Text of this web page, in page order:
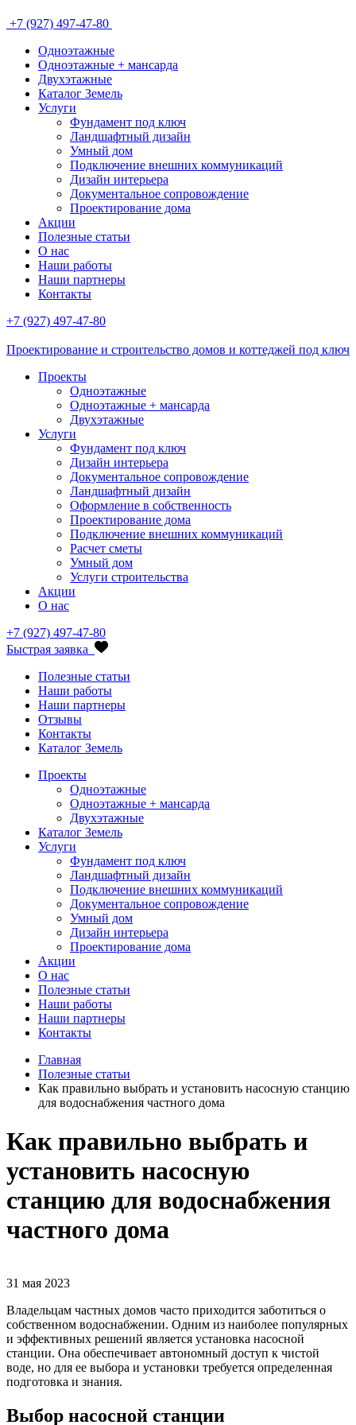
+7 (927) 497-47-80
Одноэтажные
Одноэтажные + мансарда
Двухэтажные
Каталог Земель
Услуги
Фундамент под ключ
Ландшафтный дизайн
Умный дом
Подключение внешних коммуникаций
Дизайн интерьера
Документальное сопровождение
Проектирование дома
Акции
Полезные статьи
О нас
Наши работы
Наши партнеры
Контакты
+7 (927) 497-47-80
Проектирование и строительство домов и коттеджей под ключ
Проекты
Одноэтажные
Одноэтажные + мансарда
Двухэтажные
Услуги
Фундамент под ключ
Дизайн интерьера
Документальное сопровождение
Ландшафтный дизайн
Оформление в собственность
Проектирование дома
Подключение внешних коммуникаций
Расчет сметы
Умный дом
Услуги строительства
Акции
О нас
+7 (927) 497-47-80
Быстрая заявка
Полезные статьи
Наши работы
Наши партнеры
Отзывы
Контакты
Каталог Земель
Проекты
Одноэтажные
Одноэтажные + мансарда
Двухэтажные
Каталог Земель
Услуги
Фундамент под ключ
Ландшафтный дизайн
Подключение внешних коммуникаций
Документальное сопровождение
Умный дом
Дизайн интерьера
Проектирование дома
Акции
О нас
Полезные статьи
Наши работы
Наши партнеры
Контакты
Главная
Полезные статьи
Как правильно выбрать и установить насосную станцию
для водоснабжения частного дома
Как правильно выбрать и
установить насосную
станцию для водоснабжения
частного дома
31 мая 2023
Владельцам частных домов часто приходится заботиться о
собственном водоснабжении. Одним из наиболее популярных
и эффективных решений является установка насосной
станции. Она обеспечивает автономный доступ к чистой
воде, но для ее выбора и установки требуется определенная
подготовка и знания.
Выбор насосной станции